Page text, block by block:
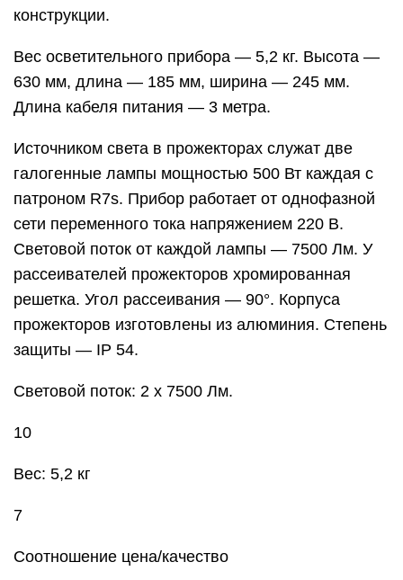
конструкции.
Вес осветительного прибора — 5,2 кг. Высота —
630 мм, длина — 185 мм, ширина — 245 мм.
Длина кабеля питания — 3 метра.
Источником света в прожекторах служат две
галогенные лампы мощностью 500 Вт каждая с
патроном R7s. Прибор работает от однофазной
сети переменного тока напряжением 220 В.
Световой поток от каждой лампы — 7500 Лм. У
рассеивателей прожекторов хромированная
решетка. Угол рассеивания — 90°. Корпуса
прожекторов изготовлены из алюминия. Степень
защиты — IP 54.
Световой поток: 2 х 7500 Лм.
10
Вес: 5,2 кг
7
Соотношение цена/качество